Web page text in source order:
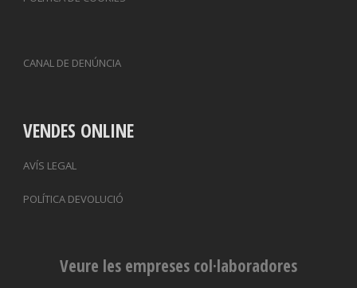
CANAL DE DENÚNCIA
VENDES ONLINE
AVÍS LEGAL
POLÍTICA DEVOLUCIÓ
Veure les empreses col·laboradores